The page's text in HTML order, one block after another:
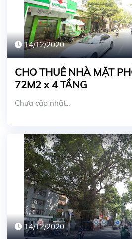
14/12/2020
CHO THUÊ NHÀ MẶT
72M2 x 4 TẦNG
Chưa cập nhật...
14/12/2020